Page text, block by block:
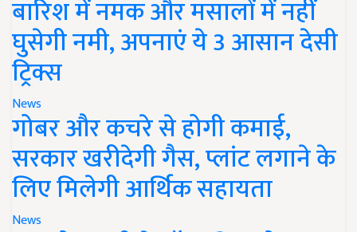
बारिश में नमक और मसालों में नहीं
घुसेगी नमी, अपनाएं ये 3 आसान देसी
ट्रिक्स
News
गोबर और कचरे से होगी कमाई,
सरकार खरीदेगी गैस, प्लांट लगाने के
लिए मिलेगी आर्थिक सहायता
News